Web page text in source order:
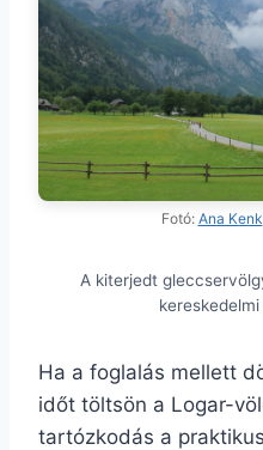
Fotó: Ana Kenk
A kiterjedt
Ha a foglalás mellett
időt töltsön a Logar-
tartózkodás a